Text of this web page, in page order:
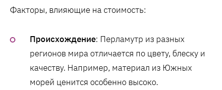
Факторы, влияющие на стоимость:
Происхождение: Перламутр из разных
регионов мира отличается по цвету, блеску и
качеству. Например, материал из Южных
морей ценится особенно высоко.